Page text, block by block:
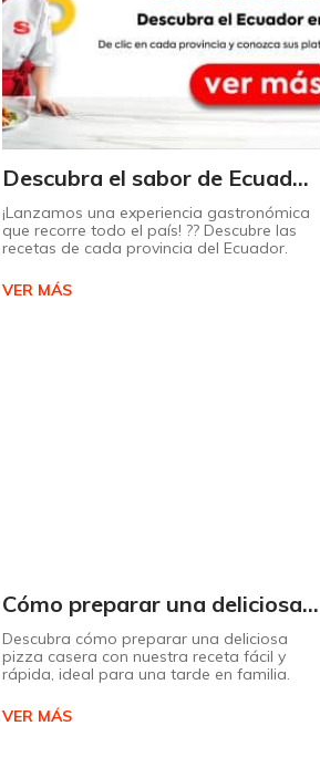
Descubra el sabor de Ecuador con nuestro mapa interactivo de recetas
¡Lanzamos una experiencia gastronómica
que recorre todo el país! ?? Descubre las
recetas de cada provincia del Ecuador.
VER MÁS
Cómo preparar una deliciosa pizza casera paso a paso
Descubra cómo preparar una deliciosa
pizza casera con nuestra receta fácil y
rápida, ideal para una tarde en familia.
VER MÁS